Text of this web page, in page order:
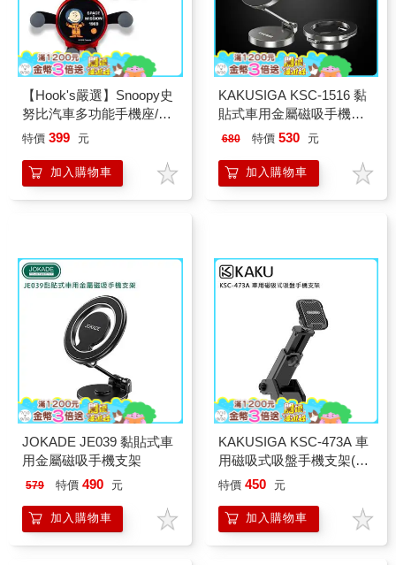
【Hook's嚴選】Snoopy史
努比汽車多功能手機座/導
航支架
特價 399 元
加入購物車
KAKUSIGA KSC-1516 黏
貼式車用金屬磁吸手機支
架(公司貨)
680 特價 530 元
加入購物車
JOKADE JE039 黏貼式車
用金屬磁吸手機支架
579 特價 490 元
加入購物車
KAKUSIGA KSC-473A 車
用磁吸式吸盤手機支架(公
司貨)-可伸縮
特價 450 元
加入購物車